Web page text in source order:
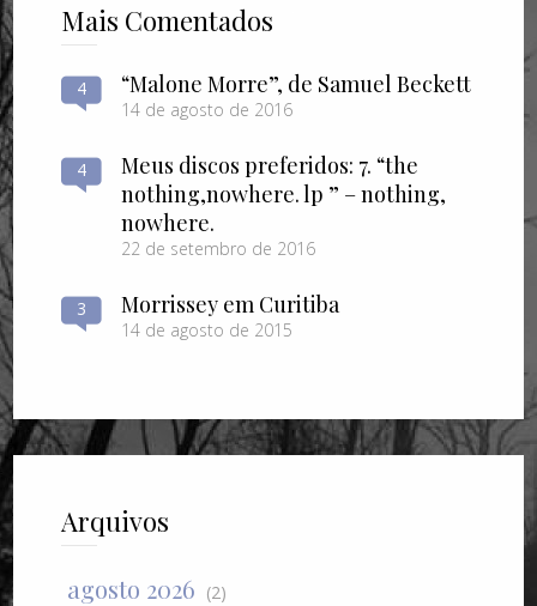
Mais Comentados
4 “Malone Morre”, de Samuel Beckett
14 de agosto de 2016
4
Meus discos preferidos: 7. “the
nothing​,​nowhere. lp ” – nothing​,​
nowhere.
22 de setembro de 2016
3 Morrissey em Curitiba
14 de agosto de 2015
Arquivos
agosto 2026 (2)